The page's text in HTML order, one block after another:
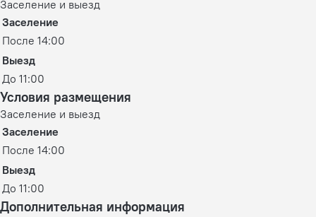
Заселение и выезд
Заселение
После 14:00
Выезд
До 11:00
Условия размещения
Заселение и выезд
Заселение
После 14:00
Выезд
До 11:00
Дополнительная информация